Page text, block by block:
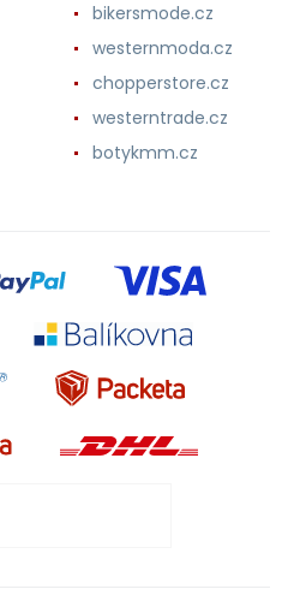
bikersmode.cz
westernmoda.cz
chopperstore.cz
westerntrade.cz
botykmm.cz